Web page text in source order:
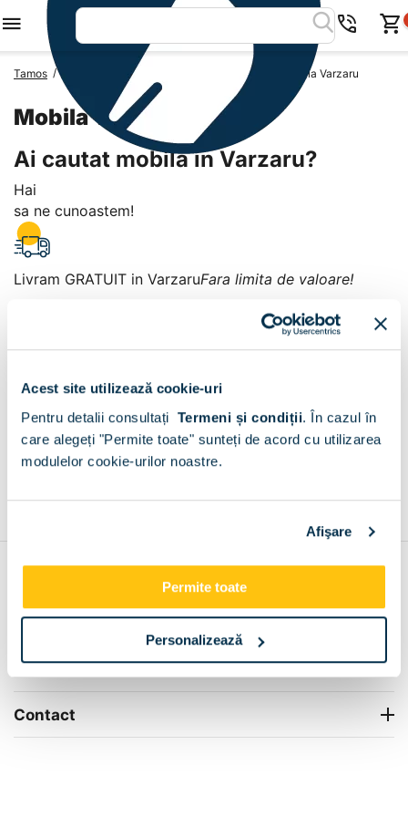
Acest site utilizează cookie-uri
Pentru detalii consultați Termeni și condiții. În cazul în
care alegeți "Permite toate" sunteți de acord cu utilizarea
modulelor cookie-urilor noastre.
Afişare
Permite toate
Personalizează
Tamos / Mobila Romania Mobila Judetul Arges Mobila Varzaru
Mobila Varzaru
Ai cautat mobila in Varzaru?
Hai
sa ne cunoastem!
Livram GRATUIT in VarzaruFara limita de valoare!
Varzaru
+
Info Center
Livrare
Contact